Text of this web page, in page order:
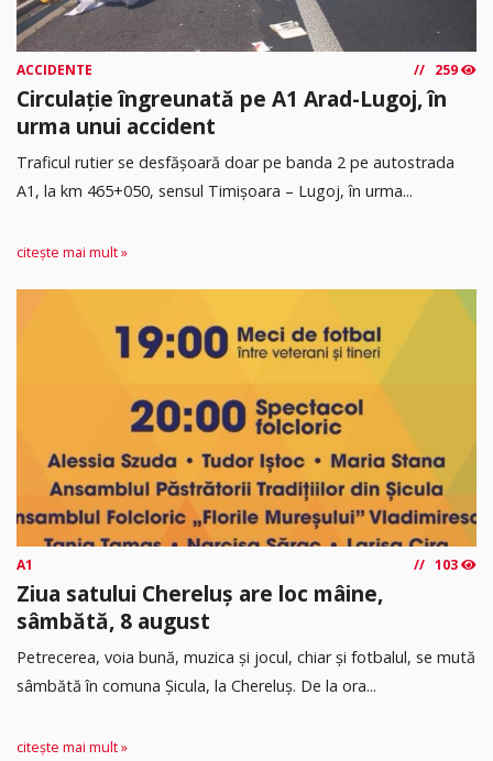
ACCIDENTE 259
Circulație îngreunată pe A1 Arad-Lugoj, în
urma unui accident
Traficul rutier se desfășoară doar pe banda 2 pe autostrada
A1, la km 465+050, sensul Timişoara – Lugoj, în urma...
citește mai mult »
A1 103
Ziua satului Chereluș are loc mâine,
sâmbătă, 8 august
Petrecerea, voia bună, muzica și jocul, chiar și fotbalul, se mută
sâmbătă în comuna Șicula, la Chereluș. De la ora...
citește mai mult »